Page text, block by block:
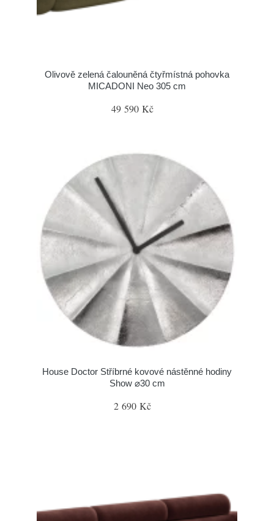
Olivově zelená čalouněná čtyřmístná pohovka
MICADONI Neo 305 cm
49 590 Kč
House Doctor Stříbrné kovové nástěnné hodiny
Show ⌀30 cm
2 690 Kč